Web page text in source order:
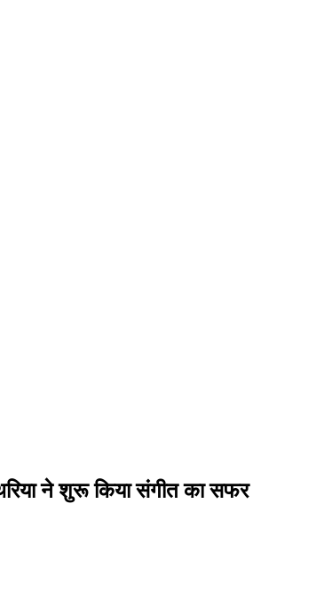
ने शुरू किया संगीत का सफर